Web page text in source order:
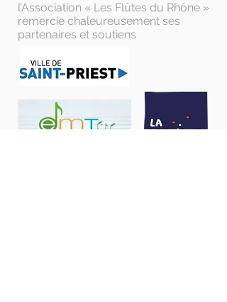
l’Association « Les Flûtes du Rhône »
remercie chaleureusement ses
partenaires et soutiens